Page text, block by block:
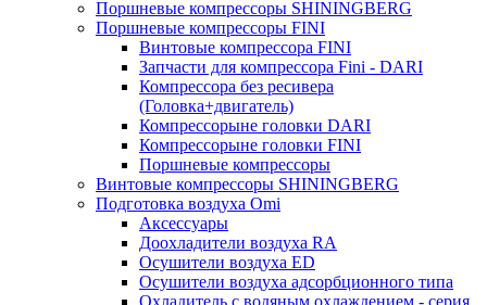
Поршневые компрессоры SHININGBERG
Поршневые компрессоры FINI
Винтовые компрессора FINI
Запчасти для компрессора Fini - DARI
Компрессора без ресивера
(Головка+двигатель)
Компрессорыне головки DARI
Компрессорыне головки FINI
Поршневые компрессоры
Винтовые компрессоры SHININGBERG
Подготовка воздуха Omi
Аксессуары
Доохладители воздуха RA
Осушители воздуха ED
Осушители воздуха адсорбционного типа
Охладитель с водяным охлаждением - серия